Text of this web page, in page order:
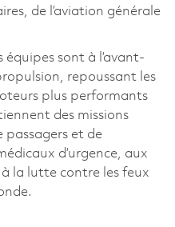
de l’aviation générale
équipes sont à l’avant-
repoussant les
plus performants
des missions
passagers et de
d’urgence, aux
la lutte contre les feux